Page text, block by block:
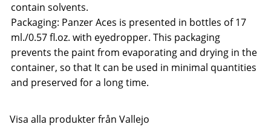
contain solvents.
Packaging: Panzer Aces is presented in bottles of 17
ml./0.57 fl.oz. with eyedropper. This packaging
prevents the paint from evaporating and drying in the
container, so that It can be used in minimal quantities
and preserved for a long time.
Visa alla produkter från Vallejo